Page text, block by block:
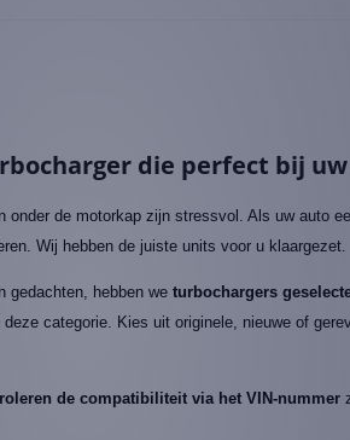
die perfect bij
onder de motorkap zijn stressvol. Als uw auto
Wij hebben de juiste units voor u klaargezet.
gedachten, hebben we turbochargers
categorie. Kies uit originele, nieuwe of
de compatibiliteit via het VIN-nummer